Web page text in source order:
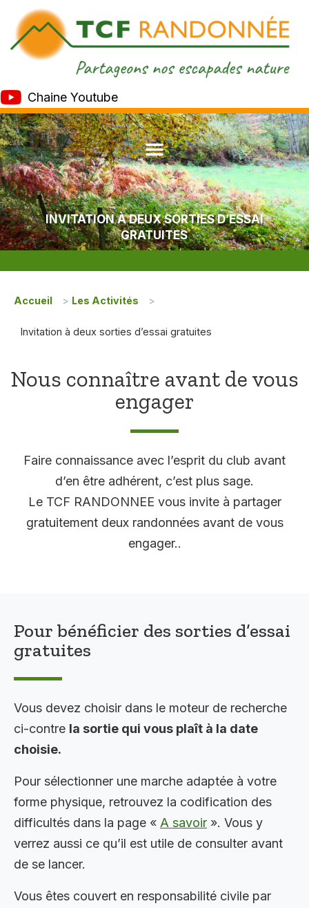
Chaine Youtube
INVITATION À DEUX SORTIES D’ESSAI
GRATUITES
Accueil > Les Activités >
Invitation à deux sorties d’essai gratuites
Nous connaître avant de vous
engager
Faire connaissance avec l’esprit du club avant
d’en être adhérent, c’est plus sage.
Le TCF RANDONNEE vous invite à partager
gratuitement deux randonnées avant de vous
engager..
Pour bénéficier des sorties d’essai
gratuites
Vous devez choisir dans le moteur de recherche
ci-contre la sortie qui vous plaît à la date
choisie.
Pour sélectionner une marche adaptée à votre
forme physique, retrouvez la codification des
difficultés dans la page « A savoir ». Vous y
verrez aussi ce qu’il est utile de consulter avant
de se lancer.
Vous êtes couvert en responsabilité civile par